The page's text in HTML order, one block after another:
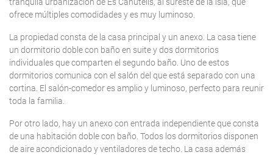
ofrece múltiples comodidades y es muy luminoso.
La propiedad consta de la casa principal y un anexo. La casa tiene
un dormitorio doble con baño en suite y dos dormitorios
individuales que comparten el segundo baño. Uno de estos
dormitorios comunica con el salón del que está separado con una
cortina. El salón-comedor es amplio y luminoso, perfecto para reunir
toda la familia.
Por otro lado, hay un anexo con entrada independiente que consta
de una habitación doble con baño. Todos los dormitorios disponen
de aire acondicionado y ventiladores de techo. La casa además